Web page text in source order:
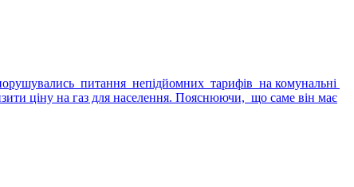
питання непідйомних тарифів на комунальні
ціну на газ для населення. Пояснюючи, що саме він має